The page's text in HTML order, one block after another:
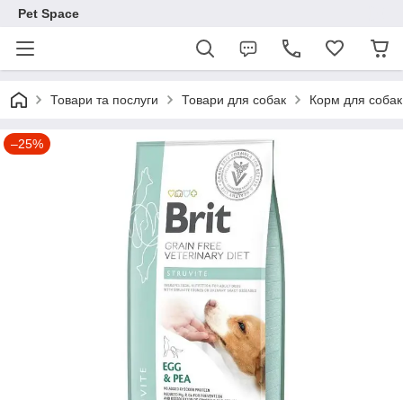
Pet Space
Товари та послуги Товари для собак Корм для собак
–25%